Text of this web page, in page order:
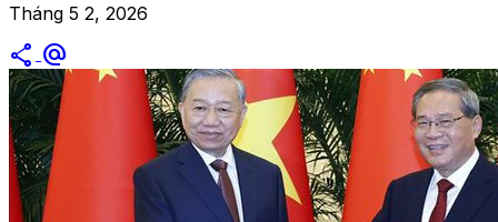
Tháng 5 2, 2026
share alternate_email